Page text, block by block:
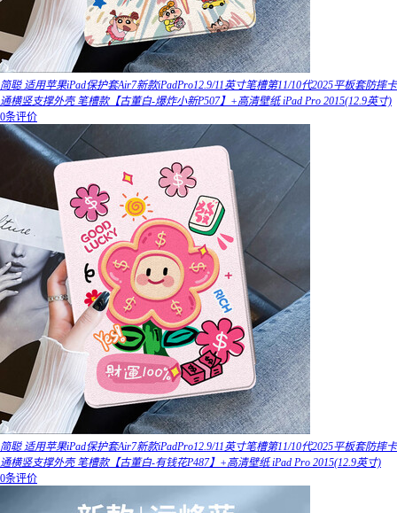
简聪 适用苹果iPad保护套Air7新款iPadPro12.9/11英寸笔槽第11/10代2025平板套防摔卡
通横竖支撑外壳 笔槽款【古董白-爆炸小新P507】+高清壁纸 iPad Pro 2015(12.9英寸)
0条评价
简聪 适用苹果iPad保护套Air7新款iPadPro12.9/11英寸笔槽第11/10代2025平板套防摔卡
通横竖支撑外壳 笔槽款【古董白-有钱花P487】+高清壁纸 iPad Pro 2015(12.9英寸)
0条评价